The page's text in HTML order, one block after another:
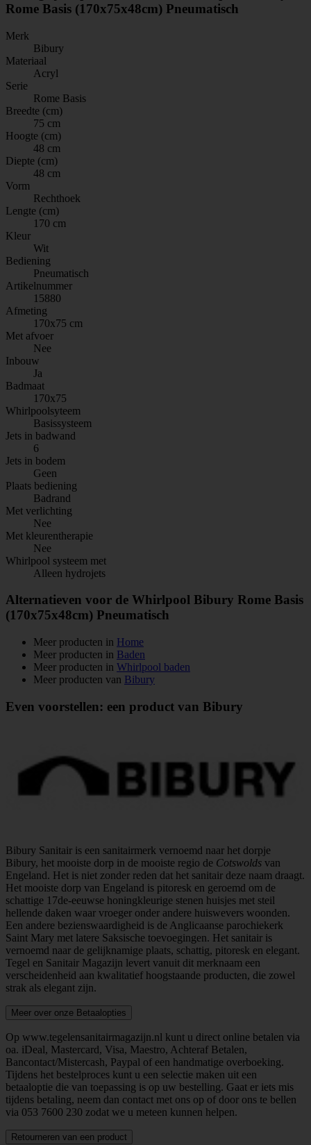
Rome Basis (170x75x48cm) Pneumatisch
Merk
Bibury
Materiaal
Acryl
Serie
Rome Basis
Breedte (cm)
75 cm
Hoogte (cm)
48 cm
Diepte (cm)
48 cm
Vorm
Rechthoek
Lengte (cm)
170 cm
Kleur
Wit
Bediening
Pneumatisch
Artikelnummer
15880
Afmeting
170x75 cm
Met afvoer
Nee
Inbouw
Ja
Badmaat
170x75
Whirlpoolsyteem
Basissysteem
Jets in badwand
6
Jets in bodem
Geen
Plaats bediening
Badrand
Met verlichting
Nee
Met kleurentherapie
Nee
Whirlpool systeem met
Alleen hydrojets
Alternatieven voor de Whirlpool Bibury Rome Basis
(170x75x48cm) Pneumatisch
Meer producten in Home
Meer producten in Baden
Meer producten in Whirlpool baden
Meer producten van Bibury
Even voorstellen: een product van Bibury
Bibury Sanitair is een sanitairmerk vernoemd naar het dorpje
Bibury, het mooiste dorp in de mooiste regio de Cotswolds van
Engeland. Het is niet zonder reden dat het sanitair deze naam draagt.
Het mooiste dorp van Engeland is pitoresk en geroemd om de
schattige 17de-eeuwse honingkleurige stenen huisjes met steil
hellende daken waar vroeger onder andere huiswevers woonden.
Een andere bezienswaardigheid is de Anglicaanse parochiekerk
Saint Mary met latere Saksische toevoegingen. Het sanitair is
vernoemd naar de gelijknamige plaats, schattig, pitoresk en elegant.
Tegel en Sanitair Magazijn levert vanuit dit merknaam een
verscheidenheid aan kwalitatief hoogstaande producten, die zowel
strak als elegant zijn.
Meer over onze Betaalopties
Op www.tegelensanitairmagazijn.nl kunt u direct online betalen via
oa. iDeal, Mastercard, Visa, Maestro, Achteraf Betalen,
Bancontact/Mistercash, Paypal of een handmatige overboeking.
Tijdens het bestelproces kunt u een selectie maken uit een
betaaloptie die van toepassing is op uw bestelling. Gaat er iets mis
tijdens betaling, neem dan contact met ons op of door ons te bellen
via 053 7600 230 zodat we u meteen kunnen helpen.
Retourneren van een product